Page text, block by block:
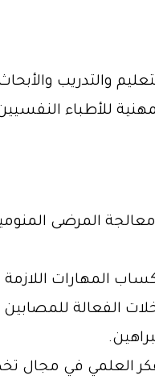
والتدريب
للأطباء
المرضى
المهارات
الفعالة